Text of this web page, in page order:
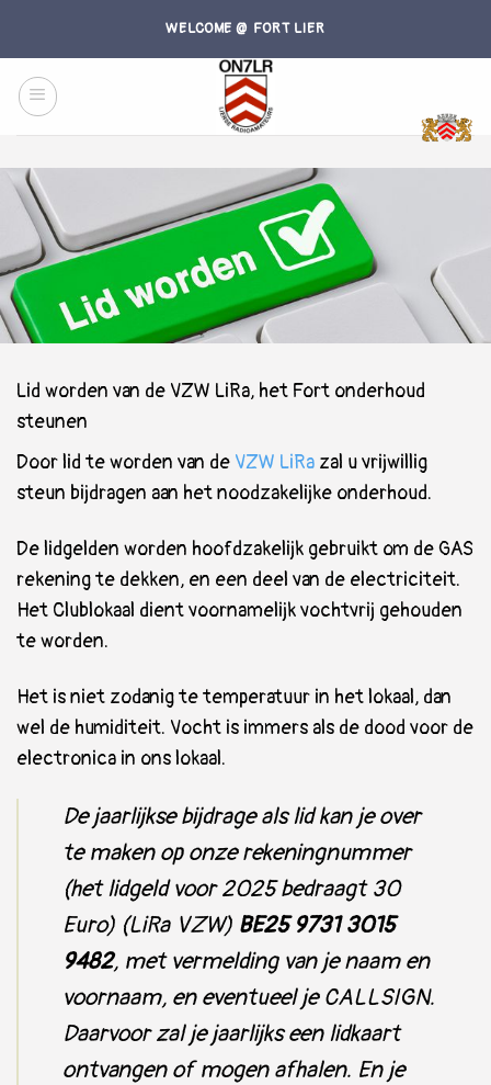
content
WELCOME @ FORT LIER
Lid worden van de VZW LiRa, het Fort onderhoud
steunen
Door lid te worden van de VZW LiRa zal u vrijwillig
steun bijdragen aan het noodzakelijke onderhoud.
De lidgelden worden hoofdzakelijk gebruikt om de GAS
rekening te dekken, en een deel van de electriciteit.
Het Clublokaal dient voornamelijk vochtvrij gehouden
te worden.
Het is niet zodanig te temperatuur in het lokaal, dan
wel de humiditeit. Vocht is immers als de dood voor de
electronica in ons lokaal.
De jaarlijkse bijdrage als lid kan je over
te maken op onze rekeningnummer
(het lidgeld voor 2025 bedraagt 30
Euro) (LiRa VZW) BE25 9731 3015
9482, met vermelding van je naam en
voornaam, en eventueel je CALLSIGN.
Daarvoor zal je jaarlijks een lidkaart
ontvangen of mogen afhalen. En je